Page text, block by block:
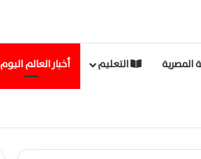
المصرية التعليم أخبار العالم اليوم